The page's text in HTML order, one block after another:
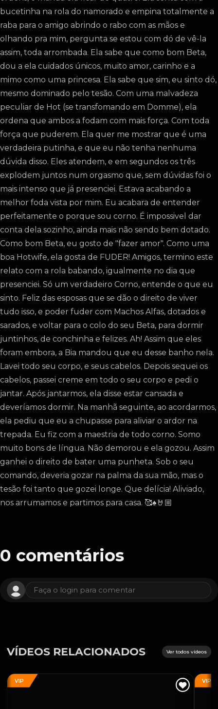
bucetinha na rola do namorado e empina totalmente a
raba para o amigo abrindo o rabo com as mãos e
olhando pra mim, pergunta se estou com dó de vê-la
assim, toda arrombada. Ela sabe que como bom Beta,
dou a ela cuidados únicos, muito amor, carinho e a
mimo como uma princesa. Ela sabe que sim, eu sinto dó,
mesmo dominado pelo tesão. Com uma malvadeza
peculiar de Hot (se transfomando em Domme), ela
ordena que ambos a fodam com mais força. Com toda
força que puderem. Ela quer me mostrar que é uma
verdadeira putinha, e que eu não tenha nenhuma
dúvida disso. Eles atendem, e em segundos os três
explodem juntos num orgasmo que, sem dúvidas foi o
mais intenso que já presenciei. Estava acabando a
melhor foda vista por mim. Eu acabara de entender
perfeitamente o porque sou corno. É impossivel dar
conta dela sozinho, ainda mais não sendo bem dotado.
Como bom Beta, eu gosto de "fazer amor". Como uma
boa Hotwife, ela gosta de FUDER! Amigos, termino este
relato com a rola babando, igualmente no dia que
presenciei. Só um verdadeiro Corno, entende o que eu
sinto. Feliz das esposas que se dão o direito de viver
tudo isso, e poder fuder com Machos Alfas, dotados e
sarados, e voltar para o colo do seu Beta, para dormir
juntinhos, de conchinha e felizes. Ah! Assim que eles
foram embora, a Bia mandou que eu desse banho nela.
Lavei todo seu corpo, e seus cabelos. Depois sequei os
cabelos, passei creme em todo o seu corpo e pedi o
jantar. Após jantarmos, ela disse estar cansada e
deveríamos dormir. Na manhã seguinte, ao acordarmos,
ela pediu que eu a chupasse para aliviar o ardor na
trepada. Eu fiz com a maestria de todo corno. Somo
muito bons de língua. Não demorou e ela gozou. Assim
ganhei o direito de bater uma punheta. Sob o seu
comando, deveria gozar na palma da sua mão, mas o
tesão foi tanto que gozei longe. Que delícia! Aliviado,
nos arrumamos e partimos para casa. 🥰♠️🤘🏼
0 comentários
Faça o login para comentar
VÍDEOS RELACIONADOS Ver todos vídeos
VIP VIP